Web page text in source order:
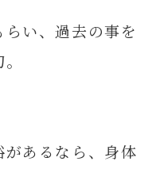
い、過去の事を
あるなら、身体